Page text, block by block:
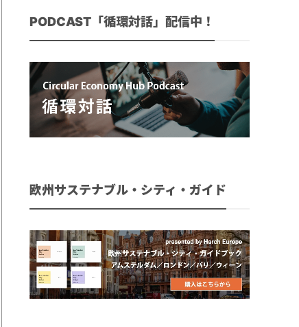
PODCAST「循環対話」配信中！
欧州サステナブル・シティ・ガイド